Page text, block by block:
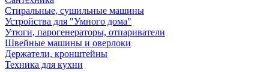
Стиральные, сушильные машины
Устройства для "Умного дома"
Утюги, парогенераторы, отпариватели
Швейные машины и оверлоки
Держатели, кронштейны
Техника для кухни